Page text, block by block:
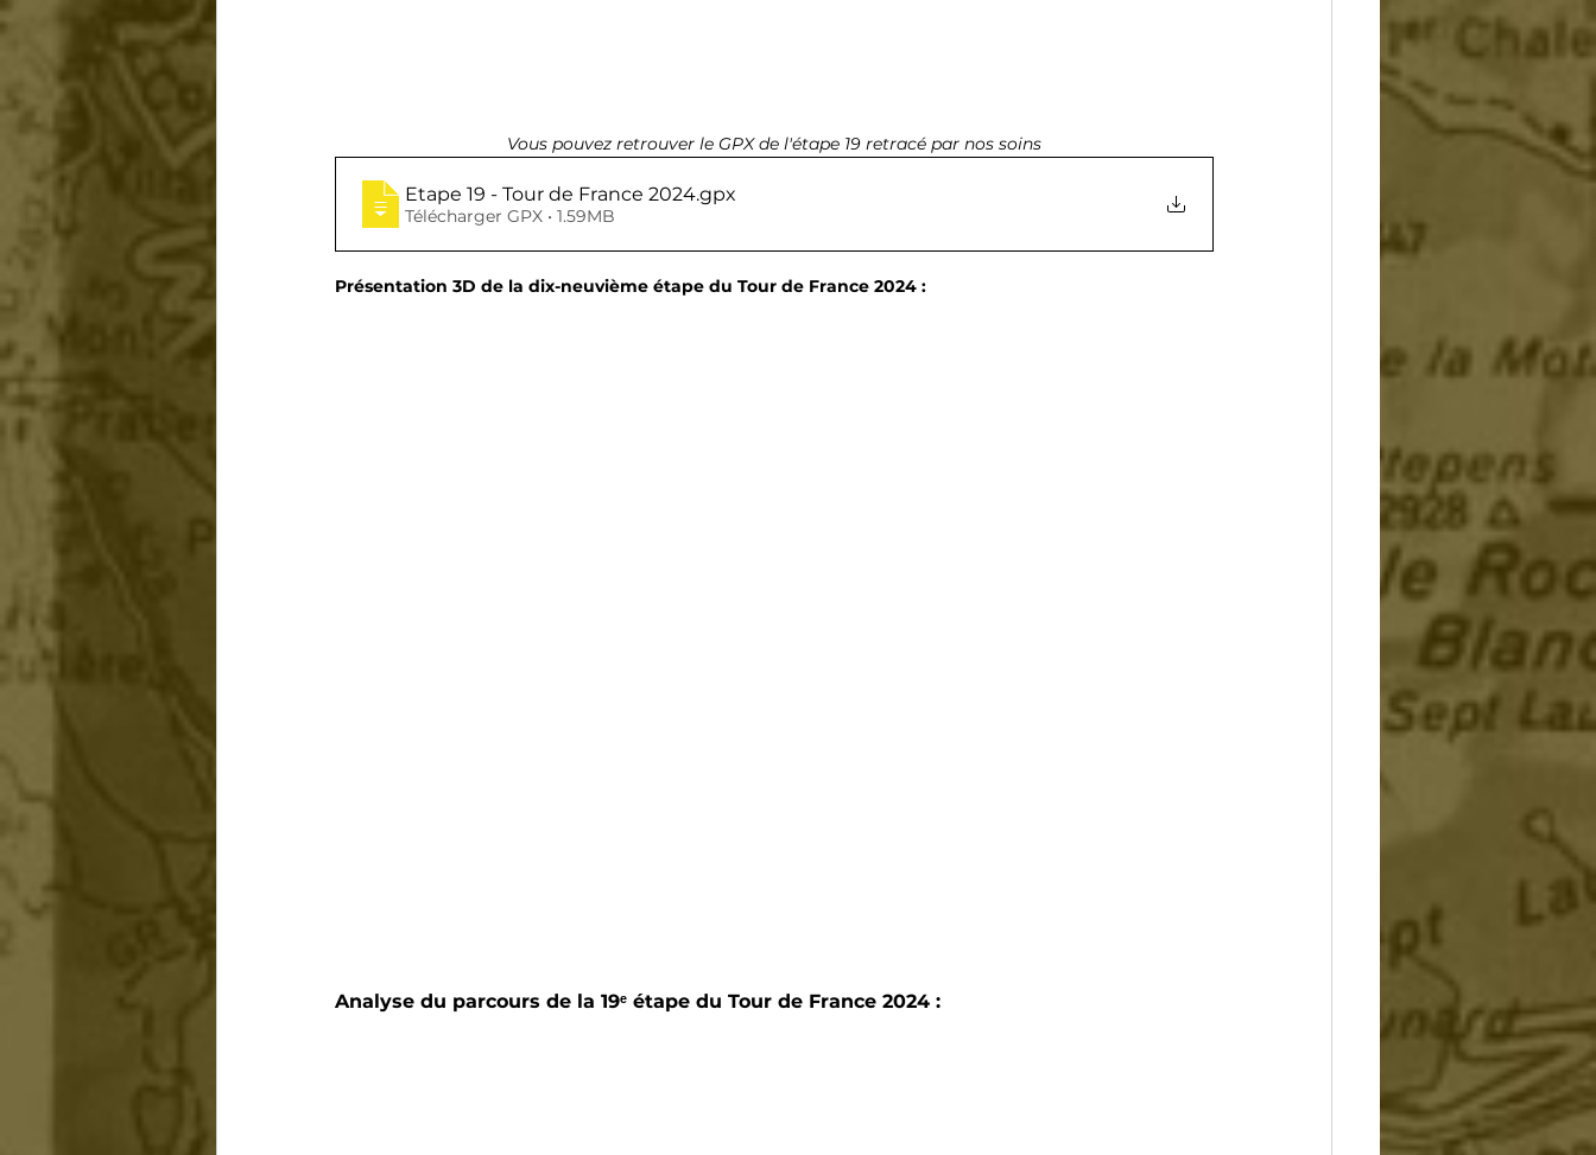
Vous pouvez retrouver le GPX de l'étape 19 retracé par nos soins
Etape 19 - Tour de France 2024.gpx
Télécharger GPX • 1.59MB
Présentation 3D de la dix-neuvième étape du Tour de France 2024 :
Analyse du parcours de la 19ᵉ étape du Tour de France 2024 :